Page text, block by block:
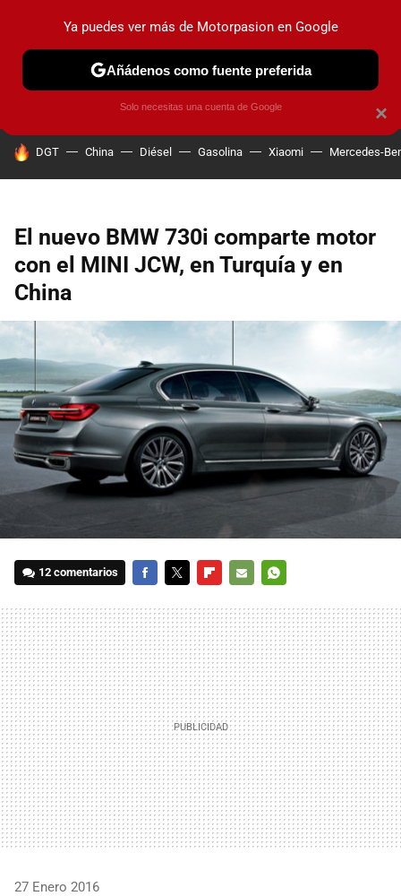
PRUEBAS COCHES ELÉCTRICOS OBSERVATORIO
HOY SE HABLA DE
DGT China Diésel Gasolina Xiaomi Mercedes-
El nuevo BMW 730i comparte motor
con el MINI JCW, en Turquía y en
China
12 comentarios
MAIL
27 Enero 2016
×
Ya puedes ver más de Motorpasion en Google
Añádenos como fuente preferida
Solo necesitas una cuenta de Google